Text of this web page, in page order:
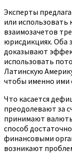
Эксперты
или использовать
взаимозачетов
юрисдикциях. Оба
доказывают
использовать
Латинскую
чтобы именно ими
Что касается
преодолевают за
принимают
способ
финансовыми
возникают